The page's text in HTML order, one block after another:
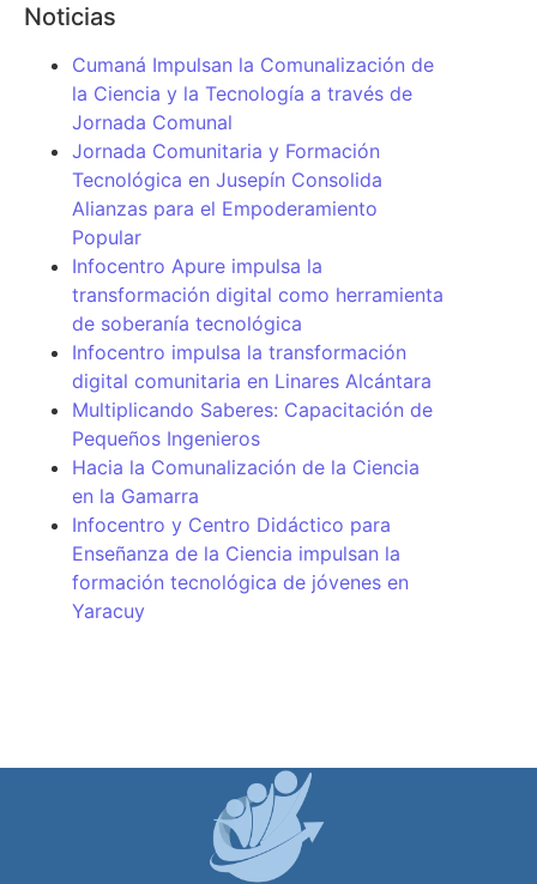
Noticias
Cumaná Impulsan la Comunalización de
la Ciencia y la Tecnología a través de
Jornada Comunal
Jornada Comunitaria y Formación
Tecnológica en Jusepín Consolida
Alianzas para el Empoderamiento
Popular
Infocentro Apure impulsa la
transformación digital como herramienta
de soberanía tecnológica
Infocentro impulsa la transformación
digital comunitaria en Linares Alcántara
Multiplicando Saberes: Capacitación de
Pequeños Ingenieros
Hacia la Comunalización de la Ciencia
en la Gamarra
Infocentro y Centro Didáctico para
Enseñanza de la Ciencia impulsan la
formación tecnológica de jóvenes en
Yaracuy